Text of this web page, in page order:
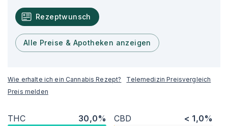
Rezeptwunsch
Alle Preise & Apotheken anzeigen
Wie erhalte ich ein Cannabis Rezept?
Telemedizin Preisvergleich
Preis melden
THC 30,0% CBD < 1,0%